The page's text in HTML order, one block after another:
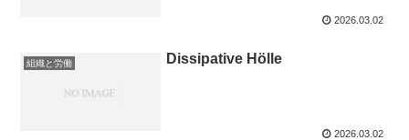
2026.03.02
組織と労働 Dissipative Hölle
2026.03.02